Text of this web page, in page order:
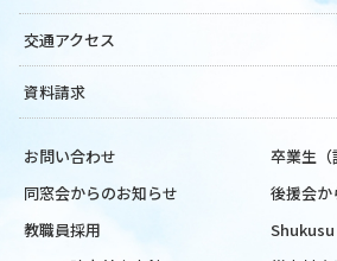
交通アクセス
資料請求
お問い合わせ
卒業生（
同窓会からのお知らせ
後援会か
教職員採用